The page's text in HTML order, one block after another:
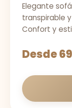
Elegante
transpirable
Confort y
Desde